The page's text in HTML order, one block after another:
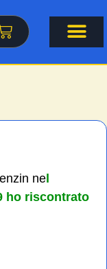
nel
ho riscontrato